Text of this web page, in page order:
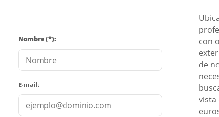
Nombre (*):
E-mail:
con
de
vista